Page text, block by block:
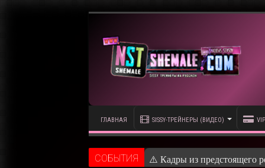
ГЛАВНАЯ SISSY-ТРЕЙНЕРЫ (ВИДЕО)
CОБЫТИЯ ⚠️ Кадры из предстоящего